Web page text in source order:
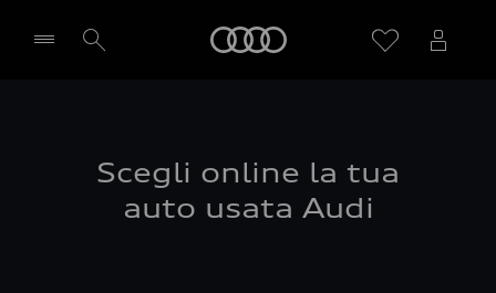
Scegli online la tua
auto usata Audi